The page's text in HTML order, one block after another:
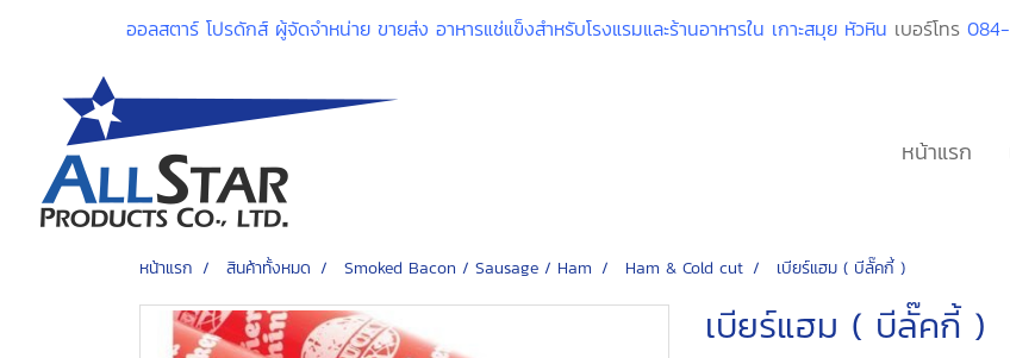
ออลสตาร์ โปรดักส์ ผู้จัดจำหน่าย ขายส่ง อาหารแช่แข็งสำหรับโรงแรมและร้านอาหารใน เกาะสมุย หัวหิน เบอร์โทร084-
หน้าแรก
หน้าแรก สินค้าทั้งหมด Smoked Bacon / Sausage / Ham Ham & Cold cut เบียร์แฮม ( บีลั๊คกี้ )
เบียร์แฮม ( บีลั๊คกี้ )